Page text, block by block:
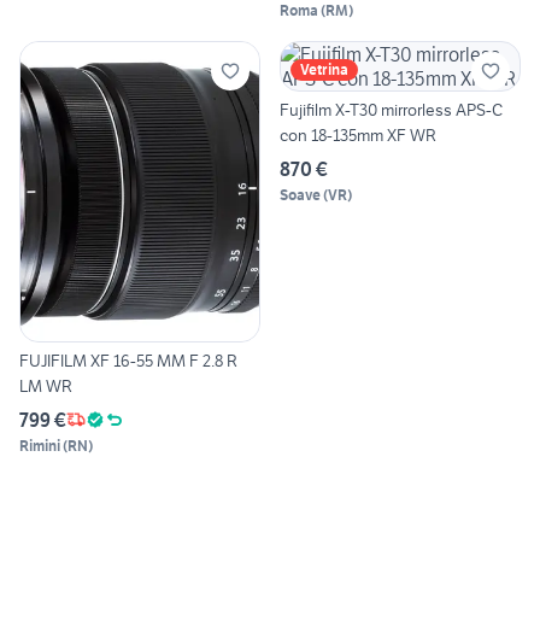
Roma (RM)
FUJIFILM XF 16-55 MM F 2.8 R
LM WR
799 €
Rimini(RN)
Vetrina
Fujifilm X-T30 mirrorless APS-C
con 18-135mm XF WR
870 €
Soave(VR)